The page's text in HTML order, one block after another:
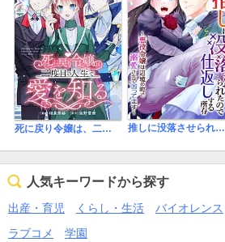
死に戻り令嬢は、二度目の人生で愛を知る 推しに没落させられたので仕返しする所存～悪役令嬢は辺境の町で溺愛されて困ってます～【電子単行本版/限定特典付き】
人気キーワードから探す
出産・育児 くらし・生活 バイオレンス
ラブコメ
学園